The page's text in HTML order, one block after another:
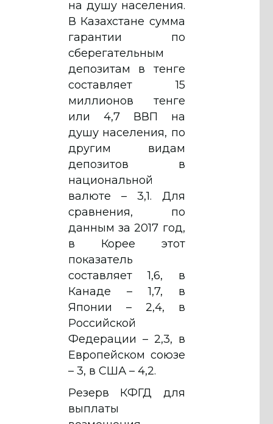
на душу населения.
В Казахстане сумма
гарантии по
сберегательным
депозитам в тенге
составляет 15
миллионов тенге
или 4,7 ВВП на
душу населения, по
другим видам
депозитов в
национальной
валюте – 3,1. Для
сравнения, по
данным за 2017 год,
в Корее этот
показатель
составляет 1,6, в
Канаде – 1,7, в
Японии – 2,4, в
Российской
Федерации – 2,3, в
Европейском союзе
– 3, в США – 4,2.
Резерв КФГД для
выплаты